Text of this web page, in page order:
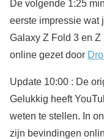
De volgende 1:25
eerste impressie wat
Galaxy Z Fold 3 en
online gezet door
Update 10:00 : De
Gelukkig heeft
weten te stellen. In
zijn bevindingen